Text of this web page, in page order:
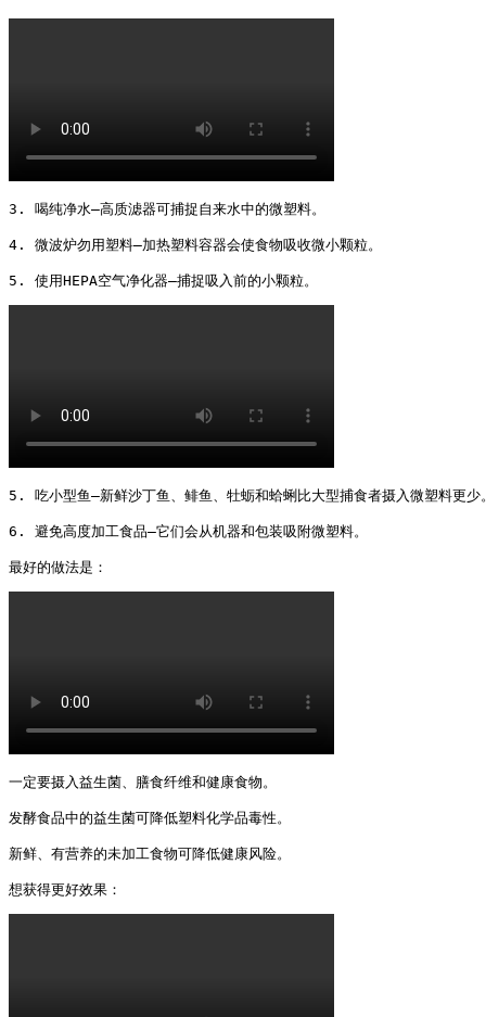
3. 喝纯净水—高质滤器可捕捉自来水中的微塑料。
4. 微波炉勿用塑料—加热塑料容器会使食物吸收微小颗粒。
5. 使用HEPA空气净化器—捕捉吸入前的小颗粒。
5. 吃小型鱼—新鲜沙丁鱼、鲱鱼、牡蛎和蛤蜊比大型捕食者摄入微塑料更少
6. 避免高度加工食品—它们会从机器和包装吸附微塑料。
最好的做法是：
一定要摄入益生菌、膳食纤维和健康食物。
发酵食品中的益生菌可降低塑料化学品毒性。
新鲜、有营养的未加工食物可降低健康风险。
想获得更好效果：